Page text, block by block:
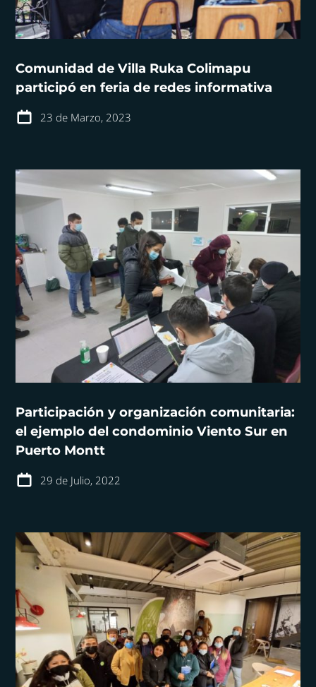
Comunidad de Villa Ruka Colimapu
participó en feria de redes informativa
23 de Marzo, 2023
Participación y organización comunitaria:
el ejemplo del condominio Viento Sur en
Puerto Montt
29 de Julio, 2022